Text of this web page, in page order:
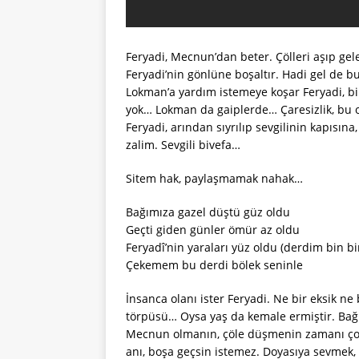
Feryadi, Mecnun’dan beter. Çölleri aşıp
Feryadi’nin gönlüne boşaltır. Hadi gel de
Lokman’a yardım istemeye koşar
yok… Lokman da gaiplerde… Çaresizlik, bu
Feryadi, arından sıyrılıp sevgilinin
zalim. Sevgili bivefa…
Sitem hak, paylaşmamak nahak…
Bağımıza gazel düştü güz oldu
Geçti giden günler ömür az oldu
Feryadî’nin yaraları yüz oldu (derdim bin
Çekemem bu derdi bölek seninle
İnsanca olanı ister Feryadi. Ne bir eksik
törpüsü… Oysa yaş da kemale ermiştir.
Mecnun olmanın, çöle düşmenin zamanı
anı, boşa geçsin istemez. Doyasıya